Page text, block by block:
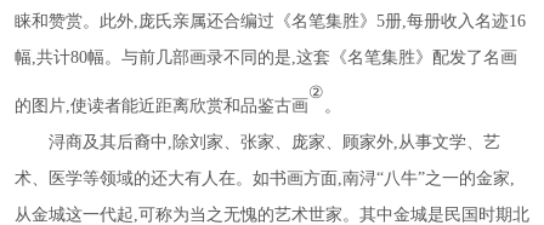
睐和赞赏。此外,庞氏亲属还合编过《名笔集胜》5册,每册收入名迹16
幅,共计80幅。与前几部画录不同的是,这套《名笔集胜》配发了名画
的图片,使读者能近距离欣赏和品鉴古画
②
。
浔商及其后裔中 ,除刘家、张家、庞家、顾家外,从事文学、艺
术、医学等领域的还大有人在。如书画方面,南浔“八牛”之一的金家,
从金城这一代起,可称为当之无愧的艺术世家。其中金城是民国时期北